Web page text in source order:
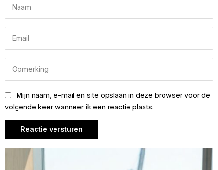
Mijn naam, e-mail en site opslaan in deze browser voor de
volgende keer wanneer ik een reactie plaats.